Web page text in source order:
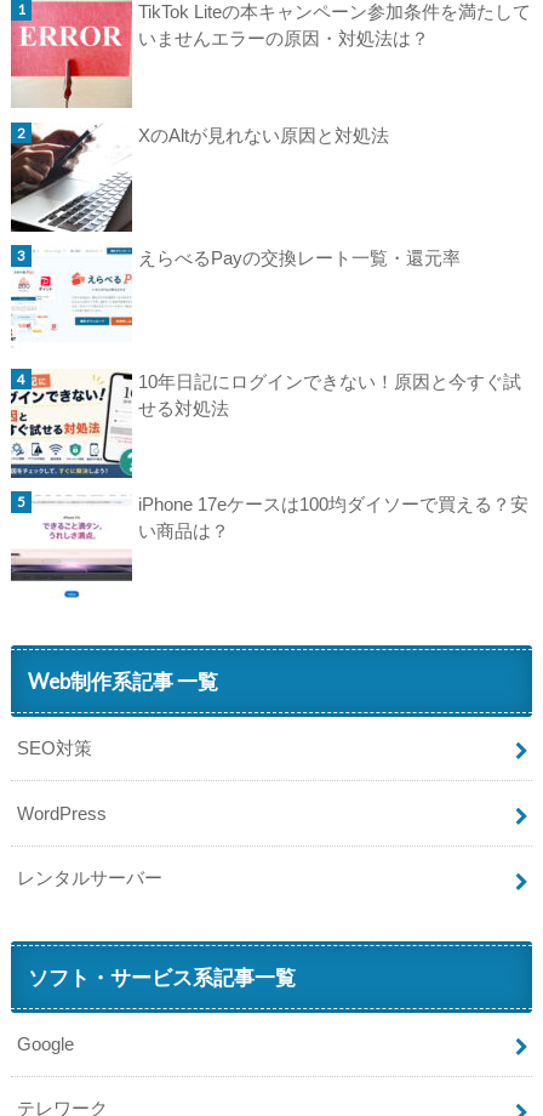
TikTok Liteの本キャンペーン参加条件を満たして
いませんエラーの原因・対処法は？
XのAltが見れない原因と対処法
えらべるPayの交換レート一覧・還元率
10年日記にログインできない！原因と今すぐ試
せる対処法
iPhone 17eケースは100均ダイソーで買える？安
い商品は？
Web制作系記事 一覧
SEO対策
WordPress
レンタルサーバー
ソフト・サービス系記事一覧
Google
テレワーク